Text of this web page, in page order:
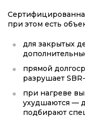
при этом есть
для закрытых
прямой
разрушает
при нагреве
ухудшаются —
подбирают